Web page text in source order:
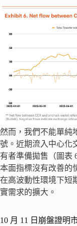
然而，我們不能單純
號。近期流入中心化
有者準備拋售（圖表
本面指標沒有改善的
在高波動性環境下短
實需求的擴大。
10 月 11 日崩盤證明